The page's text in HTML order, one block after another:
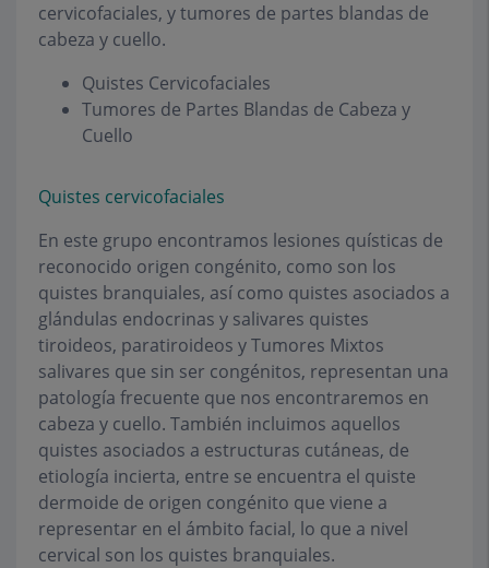
cervicofaciales, y tumores de partes blandas de
cabeza y cuello.
Quistes Cervicofaciales
Tumores de Partes Blandas de Cabeza y
Cuello
Quistes cervicofaciales
En este grupo encontramos lesiones quísticas de
reconocido origen congénito, como son los
quistes branquiales, así como quistes asociados a
glándulas endocrinas y salivares quistes
tiroideos, paratiroideos y Tumores Mixtos
salivares que sin ser congénitos, representan una
patología frecuente que nos encontraremos en
cabeza y cuello. También incluimos aquellos
quistes asociados a estructuras cutáneas, de
etiología incierta, entre se encuentra el quiste
dermoide de origen congénito que viene a
representar en el ámbito facial, lo que a nivel
cervical son los quistes branquiales.